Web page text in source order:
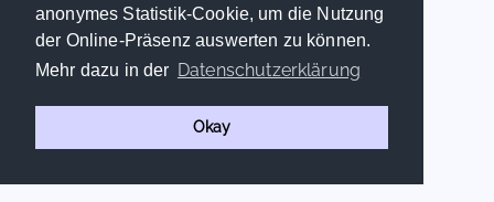
anonymes Statistik-Cookie, um die Nutzung
der Online-Präsenz auswerten zu können.
Mehr dazu in der Datenschutzerklärung
Okay